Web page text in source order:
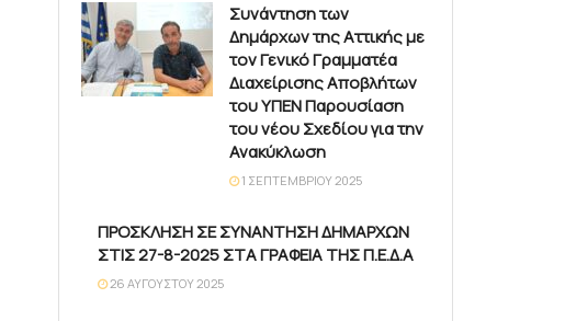
Συνάντηση των
Δημάρχων της Αττικής με
τον Γενικό Γραμματέα
Διαχείρισης Αποβλήτων
του ΥΠΕΝ Παρουσίαση
του νέου Σχεδίου για την
Ανακύκλωση
1 ΣΕΠΤΕΜΒΡΊΟΥ 2025
ΠΡΟΣΚΛΗΣΗ ΣΕ ΣΥΝΑΝΤΗΣΗ ΔΗΜΑΡΧΩΝ
ΣΤΙΣ 27-8-2025 ΣΤΑ ΓΡΑΦΕΙΑ ΤΗΣ Π.Ε.Δ.Α
26 ΑΥΓΟΎΣΤΟΥ 2025